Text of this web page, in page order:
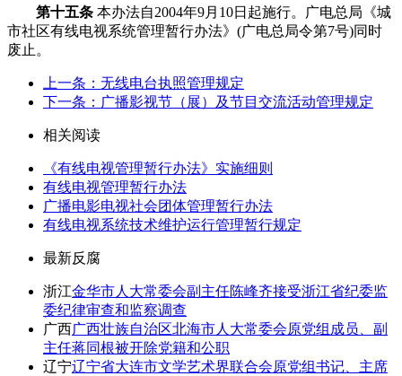
第十五条 本办法自2004年9月10日起施行。广电总局《城
市社区有线电视系统管理暂行办法》(广电总局令第7号)同时
废止。
上一条：无线电台执照管理规定
下一条：广播影视节（展）及节目交流活动管理规定
相关阅读
《有线电视管理暂行办法》实施细则
有线电视管理暂行办法
广播电影电视社会团体管理暂行办法
有线电视系统技术维护运行管理暂行规定
最新反腐
浙江金华市人大常委会副主任陈峰齐接受浙江省纪委监
委纪律审查和监察调查
广西广西壮族自治区北海市人大常委会原党组成员、副
主任蒋同根被开除党籍和公职
辽宁辽宁省大连市文学艺术界联合会原党组书记、主席